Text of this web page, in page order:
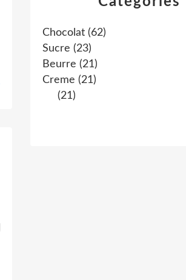
Chocolat (62)
Sucre (23)
Beurre (21)
Creme (21)
(21)